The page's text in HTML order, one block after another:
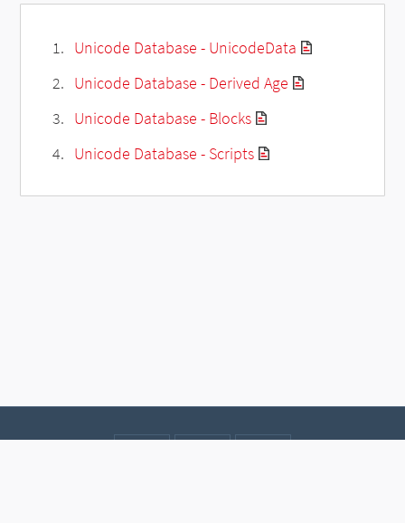
Unicode Database - UnicodeData
Unicode Database - Derived Age
Unicode Database - Blocks
Unicode Database - Scripts